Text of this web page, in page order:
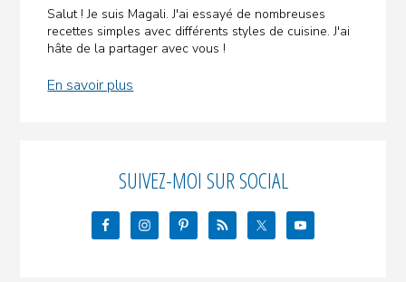
légère
et
équilibrée,
tous
les
jours.
Salut ! Je suis Magali. J'ai essayé de nombreuses
recettes simples avec différents styles de cuisine. J'ai
hâte de la partager avec vous !
En savoir plus
SUIVEZ-MOI SUR SOCIAL